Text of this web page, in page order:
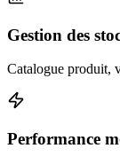
Gestion des
Catalogue produit,
Performance